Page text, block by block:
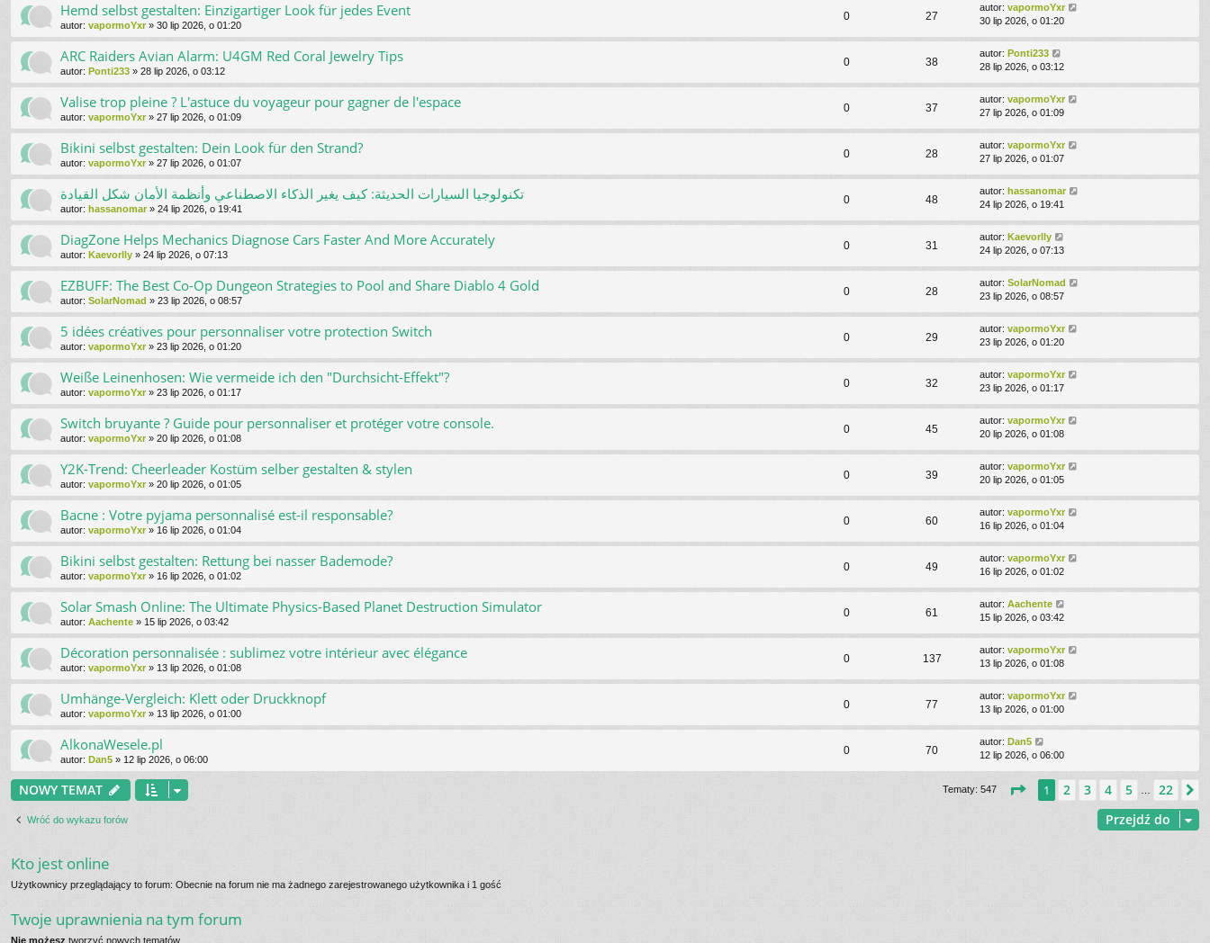
Hemd selbst gestalten: Einzigartiger Look für jedes Event
autor: vapormoYxr » 30 lip 2026, o 01:20
0 27
autor: vapormoYxr
30 lip 2026, o 01:20
ARC Raiders Avian Alarm: U4GM Red Coral Jewelry Tips
autor: Ponti233 » 28 lip 2026, o 03:12
0 38
autor: Ponti233
28 lip 2026, o 03:12
Valise trop pleine ? L'astuce du voyageur pour gagner de l'espace
autor: vapormoYxr » 27 lip 2026, o 01:09
0 37
autor: vapormoYxr
27 lip 2026, o 01:09
Bikini selbst gestalten: Dein Look für den Strand?
autor: vapormoYxr » 27 lip 2026, o 01:07
0 28
autor: vapormoYxr
27 lip 2026, o 01:07
تكنولوجيا السيارات الحديثة: كيف يغير الذكاء الاصطناعي وأنظمة الأمان شكل القيادة
autor: hassanomar » 24 lip 2026, o 19:41
0 48
autor: hassanomar
24 lip 2026, o 19:41
DiagZone Helps Mechanics Diagnose Cars Faster And More Accurately
autor: Kaevorlly » 24 lip 2026, o 07:13
0 31
autor: Kaevorlly
24 lip 2026, o 07:13
EZBUFF: The Best Co-Op Dungeon Strategies to Pool and Share Diablo 4 Gold
autor: SolarNomad » 23 lip 2026, o 08:57
0 28
autor: SolarNomad
23 lip 2026, o 08:57
5 idées créatives pour personnaliser votre protection Switch
autor: vapormoYxr » 23 lip 2026, o 01:20
0 29
autor: vapormoYxr
23 lip 2026, o 01:20
Weiße Leinenhosen: Wie vermeide ich den "Durchsicht-Effekt"?
autor: vapormoYxr » 23 lip 2026, o 01:17
0 32
autor: vapormoYxr
23 lip 2026, o 01:17
Switch bruyante ? Guide pour personnaliser et protéger votre console.
autor: vapormoYxr » 20 lip 2026, o 01:08
0 45
autor: vapormoYxr
20 lip 2026, o 01:08
Y2K-Trend: Cheerleader Kostüm selber gestalten & stylen
autor: vapormoYxr » 20 lip 2026, o 01:05
0 39
autor: vapormoYxr
20 lip 2026, o 01:05
Bacne : Votre pyjama personnalisé est-il responsable?
autor: vapormoYxr » 16 lip 2026, o 01:04
0 60
autor: vapormoYxr
16 lip 2026, o 01:04
Bikini selbst gestalten: Rettung bei nasser Bademode?
autor: vapormoYxr » 16 lip 2026, o 01:02
0 49
autor: vapormoYxr
16 lip 2026, o 01:02
Solar Smash Online: The Ultimate Physics-Based Planet Destruction Simulator
autor: Aachente » 15 lip 2026, o 03:42
0 61
autor: Aachente
15 lip 2026, o 03:42
Décoration personnalisée : sublimez votre intérieur avec élégance
autor: vapormoYxr » 13 lip 2026, o 01:08
0 137
autor: vapormoYxr
13 lip 2026, o 01:08
Umhänge-Vergleich: Klett oder Druckknopf
autor: vapormoYxr » 13 lip 2026, o 01:00
0 77
autor: vapormoYxr
13 lip 2026, o 01:00
AlkonaWesele.pl
autor: Dan5 » 12 lip 2026, o 06:00
0 70
autor: Dan5
12 lip 2026, o 06:00
NOWY TEMAT Tematy: 547 Strona z 22
1 2 3 4 5 … 22
Wróć do wykazu forów Przejdź do
Kto jest online
Użytkownicy przeglądający to forum: Obecnie na forum nie ma żadnego zarejestrowanego użytkownika i 1 gość
Twoje uprawnienia na tym forum
Nie możesz tworzyć nowych tematów